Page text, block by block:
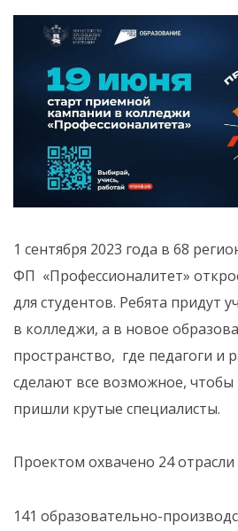
1 сентября 2023 года в 68
ФП «Профессионалитет»
для студентов. Ребята придут
в колледжи, а в новое
пространство, где педагоги и
сделают все возможное,
пришли крутые специалисты.
Проектом охвачено 24
141 образовательно-